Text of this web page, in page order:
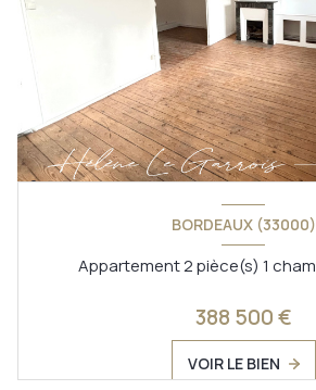
BORDEAUX (33000)
388 500 €
VOIR LE BIEN